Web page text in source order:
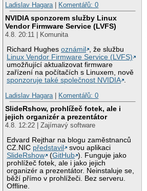
Ladislav Hagara
Komentářů: 0
NVIDIA sponzorem služby Linux
Vendor Firmware Service (LVFS)
4.8. 20:11 | Komunita
Richard Hughesoznámil
, že službu
Linux Vendor Firmware Service (LVFS)
umožňující aktualizovat firmware
zařízení na počítačích s Linuxem, nově
sponzoruje také společnost NVIDIA .
Ladislav Hagara | Komentářů: 0
SlideRshow, prohlížeč fotek, ale i
jejich organizér a prezentátor
4.8. 12:22 | Zajímavý software
Edvard Rejthar na blogu zaměstnanců
CZ.NIC představil
svou aplikaci
SlideRshow
(GitHub ). Funguje jako
prohlížeč fotek, ale i jako jejich
organizér a prezentátor. Neinstaluje se,
běží přímo v prohlížeči. Bez serveru.
Offline.